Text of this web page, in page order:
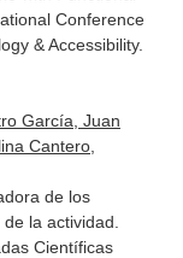
Conference
& Accessibility.
García, Juan
Cantero,
de los
la actividad.
Científicas